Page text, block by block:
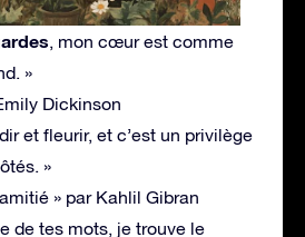
, mon cœur est comme
»
Dickinson
et fleurir, et c’est un privilège
»
» par Kahlil Gibran
de tes mots, je trouve le